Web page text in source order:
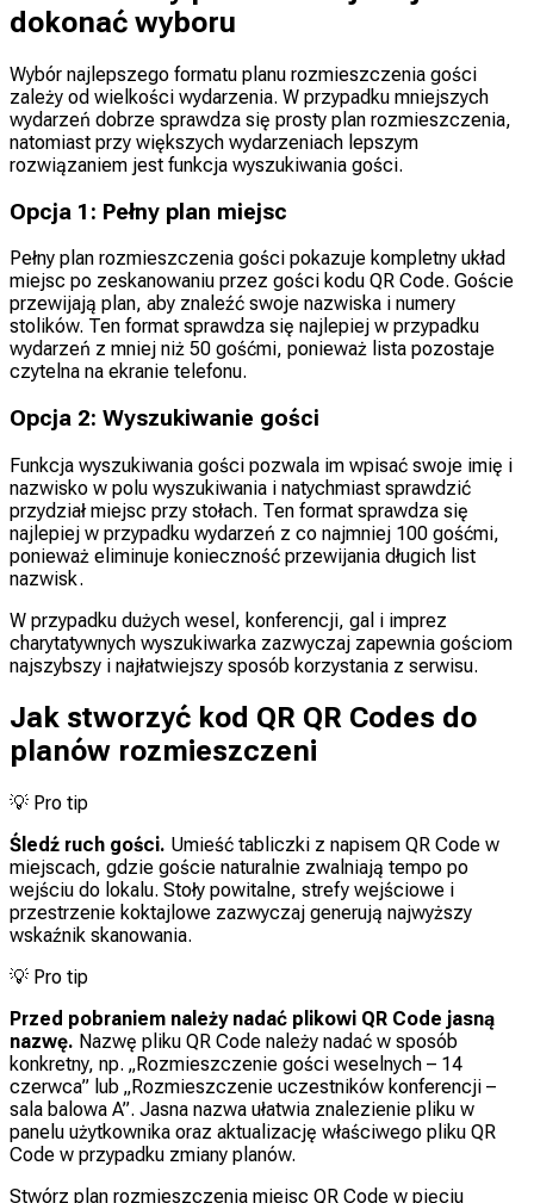
dokonać wyboru
Wybór najlepszego formatu planu rozmieszczenia gości
zależy od wielkości wydarzenia. W przypadku mniejszych
wydarzeń dobrze sprawdza się prosty plan rozmieszczenia,
natomiast przy większych wydarzeniach lepszym
rozwiązaniem jest funkcja wyszukiwania gości.
Opcja 1: Pełny plan miejsc
Pełny plan rozmieszczenia gości pokazuje kompletny układ
miejsc po zeskanowaniu przez gości kodu QR Code. Goście
przewijają plan, aby znaleźć swoje nazwiska i numery
stolików. Ten format sprawdza się najlepiej w przypadku
wydarzeń z mniej niż 50 gośćmi, ponieważ lista pozostaje
czytelna na ekranie telefonu.
Opcja 2: Wyszukiwanie gości
Funkcja wyszukiwania gości pozwala im wpisać swoje imię i
nazwisko w polu wyszukiwania i natychmiast sprawdzić
przydział miejsc przy stołach. Ten format sprawdza się
najlepiej w przypadku wydarzeń z co najmniej 100 gośćmi,
ponieważ eliminuje konieczność przewijania długich list
nazwisk.
W przypadku dużych wesel, konferencji, gal i imprez
charytatywnych wyszukiwarka zazwyczaj zapewnia gościom
najszybszy i najłatwiejszy sposób korzystania z serwisu.
Jak stworzyć kod QR QR Codes do
planów rozmieszczeni
💡 Pro tip
Śledź ruch gości. Umieść tabliczki z napisem QR Code w
miejscach, gdzie goście naturalnie zwalniają tempo po
wejściu do lokalu. Stoły powitalne, strefy wejściowe i
przestrzenie koktajlowe zazwyczaj generują najwyższy
wskaźnik skanowania.
💡 Pro tip
Przed pobraniem należy nadać plikowi QR Code jasną
nazwę. Nazwę pliku QR Code należy nadać w sposób
konkretny, np. „Rozmieszczenie gości weselnych – 14
czerwca” lub „Rozmieszczenie uczestników konferencji –
sala balowa A”. Jasna nazwa ułatwia znalezienie pliku w
panelu użytkownika oraz aktualizację właściwego pliku QR
Code w przypadku zmiany planów.
Stwórz plan rozmieszczenia miejsc QR Code w pięciu